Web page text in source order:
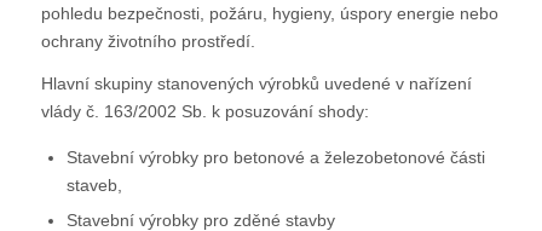
pohledu bezpečnosti, požáru, hygieny, úspory energie nebo
ochrany životního prostředí.
Hlavní skupiny stanovených výrobků uvedené v nařízení
vlády č. 163/2002 Sb. k posuzování shody:
Stavební výrobky pro betonové a železobetonové části
staveb,
Stavební výrobky pro zděné stavby